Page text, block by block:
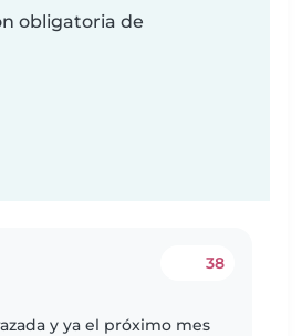
obligatoria de
38
y ya el próximo mes